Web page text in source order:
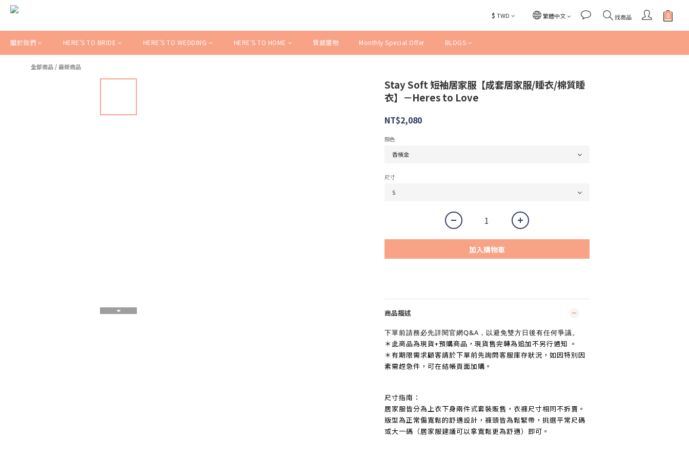
$ TWD 繁體中文 找商品
關於我們 HERE'S TO BRIDE HERE'S TO WEDDING HERE'S TO HOME 質感選物 Monthly Special Offer BLOGS
全部商品 / 最新商品
Stay Soft 短袖居家服【成套居家服/睡衣/棉質睡
衣】－Heres to Love
NT$2,080
顏色
尺寸
加入購物車
商品描述
下單前請務必先詳閱官網Q&A，以避免雙方日後有任何爭議。
＊此商品為現貨+預購商品，現貨售完轉為追加不另行通知 。
＊有期限需求顧客請於下單前先詢問客服庫存狀況，如因特別因
素需趕急件，可在結帳頁面加購。
尺寸指南：
居家服皆分為上衣下身兩件式套裝販售，衣褲尺寸相同不拆賣。
版型為正常偏寬鬆的舒適設計，褲頭皆為鬆緊帶，挑選平常尺碼
或大一碼（居家服建議可以拿寬鬆更為舒適）即可。